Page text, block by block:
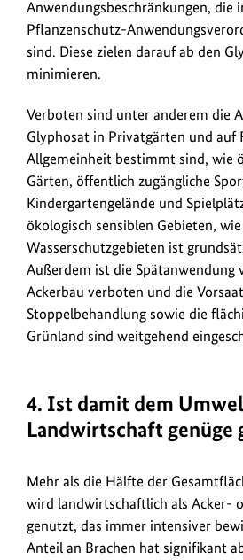
Anwendungsbeschränkungen, die
Pflanzenschutz-
sind. Diese zielen darauf ab den
minimieren.
Verboten sind unter anderem die
Glyphosat in Privatgärten und auf
Allgemeinheit bestimmt sind, wie
Gärten, öffentlich zugängliche
Kindergartengelände und
ökologisch sensiblen Gebieten,
Wasserschutzgebieten ist
Außerdem ist die Spätanwendung
Ackerbau verboten und die
Stoppelbehandlung sowie die
Grünland sind weitgehend
4. Ist damit dem
Landwirtschaft genüge
Mehr als die Hälfte der
wird landwirtschaftlich als Acker-
genutzt, das immer intensiver
Anteil an Brachen hat signifikant